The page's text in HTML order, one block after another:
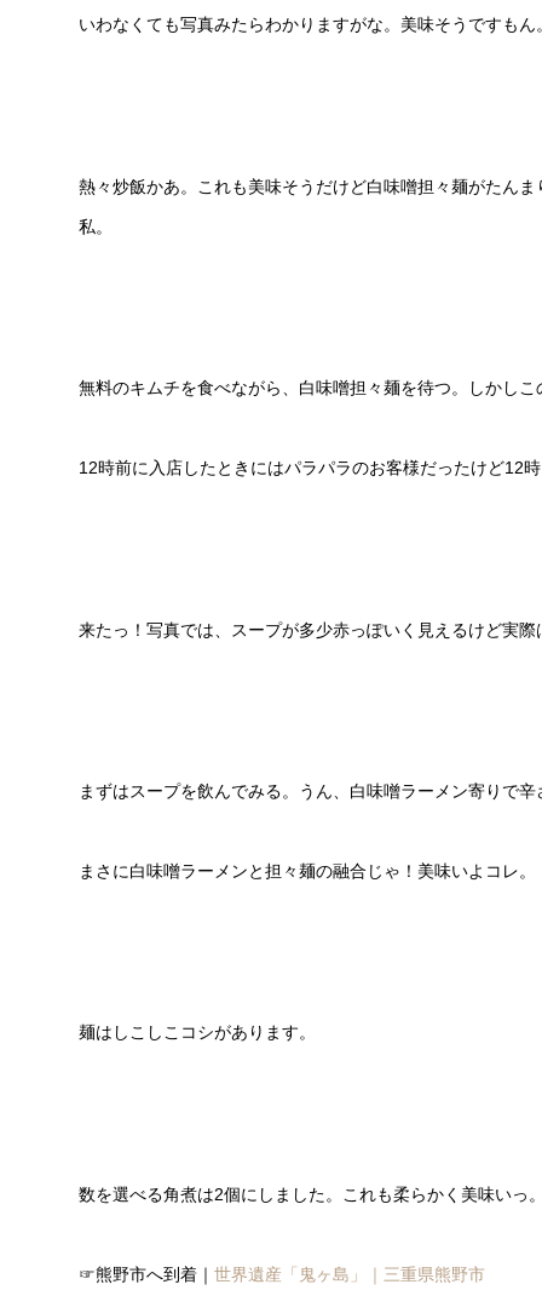
いわなくても写真みたらわかりますがな。美味そうですも
熱々炒飯かあ。これも美味そうだけど白味噌担々麺がたん
私。
無料のキムチを食べながら、白味噌担々麺を待つ。しかし
12時前に入店したときにはパラパラのお客様だったけど12
来たっ！写真では、スープが多少赤っぽいく見えるけど実
まずはスープを飲んでみる。うん、白味噌ラーメン寄りで
まさに白味噌ラーメンと担々麺の融合じゃ！美味いよコレ。
麺はしこしこコシがあります。
数を選べる角煮は2個にしました。これも柔らかく美味いっ
☞熊野市へ到着｜ 世界遺産「鬼ヶ島」｜三重県熊野市